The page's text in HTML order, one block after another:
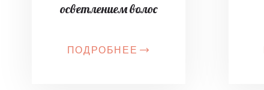
осветлением волос
ПОДРОБНЕЕ